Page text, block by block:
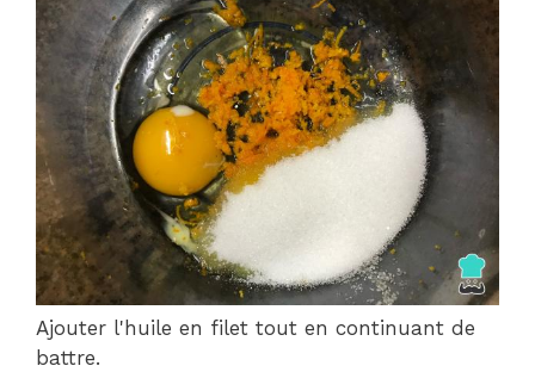
Ajouter l'huile en filet tout en continuant de
battre.